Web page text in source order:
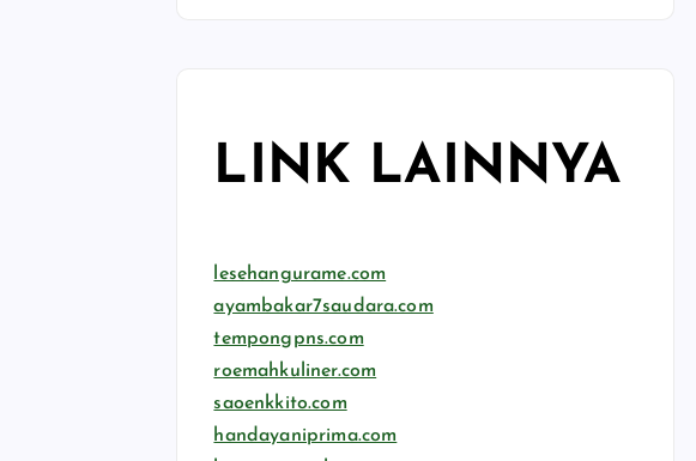
LINK LAINNYA
lesehangurame.com
ayambakar7saudara.com
tempongpns.com
roemahkuliner.com
saoenkkito.com
handayaniprima.com